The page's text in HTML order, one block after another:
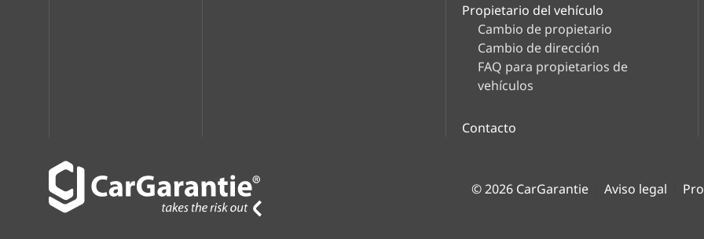
Propietario del vehículo
Cambio de propietario
Cambio de dirección
FAQ para propietarios de
vehículos
Contacto
© 2026 CarGarantie Aviso legal